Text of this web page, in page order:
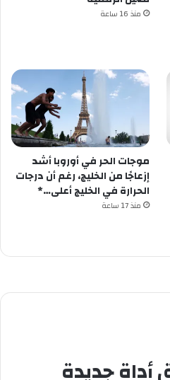
منذ 16 ساعة
موجات الحر في أوروبا أشد
إزعاجًا من الخليج، رغم أن درجات
الحرارة في الخليج أعلى…*
منذ 17 ساعة